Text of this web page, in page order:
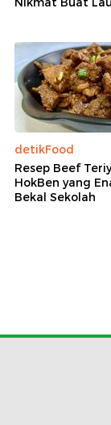
detikFood
Resep Beef
HokBen yang
Bekal Sekolah